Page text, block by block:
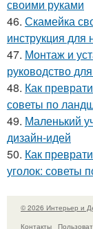
своими руками
46. Скамейка
инструкция
47. Монтаж и
руководство
48. Как
советы по
49. Маленький
дизайн-идей
50. Как
уголок: советы
© 2026 Интерьер и
Контакты